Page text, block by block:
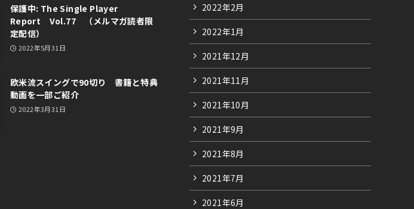
保護中: The Single Player
Report Vol.77 （メルマガ読者限
定配信）
2022年5月31日
欧米流スイングで90切り 書籍と特典
動画を一部ご紹介
2022年3月31日
2022年2月
2022年1月
2021年12月
2021年11月
2021年10月
2021年9月
2021年8月
2021年7月
2021年6月